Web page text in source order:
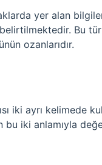
yer alan
Bu
ozanlarıdır.
iki ayrı kelimede
bu iki anlamıyla